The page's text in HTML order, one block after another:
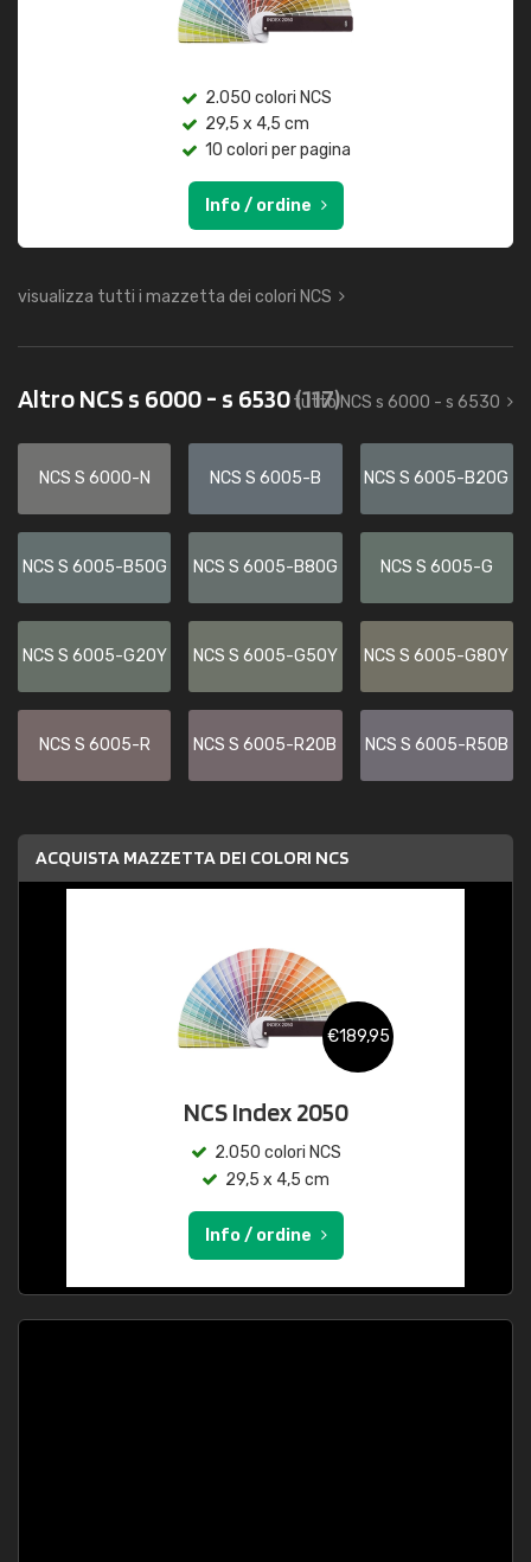
2.050 colori NCS
29,5 x 4,5 cm
10 colori per pagina
Info / ordine
visualizza tutti i mazzetta dei colori NCS
Altro NCS s 6000 - s 6530(117)
tutto NCS s 6000 - s 6530
NCS S 6000-N NCS S 6005-B NCS S 6005-B20G
NCS S 6005-B50G NCS S 6005-B80G NCS S 6005-G
NCS S 6005-G20Y NCS S 6005-G50Y NCS S 6005-G80Y
NCS S 6005-R NCS S 6005-R20B NCS S 6005-R50B
ACQUISTA MAZZETTA DEI COLORI NCS
€189,95
NCS Index 2050
2.050 colori NCS
29,5 x 4,5 cm
Info / ordine